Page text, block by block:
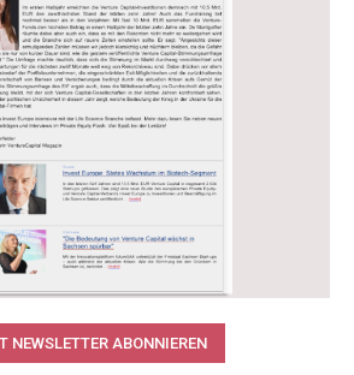
NEWSLETTER ABONNIEREN